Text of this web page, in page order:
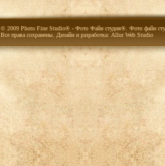
© 2009 Photo Fine Studio® - Фото Файн студия®. Фото файн
Все права сохранены. Дизайн и разработка: Allur Web Studio